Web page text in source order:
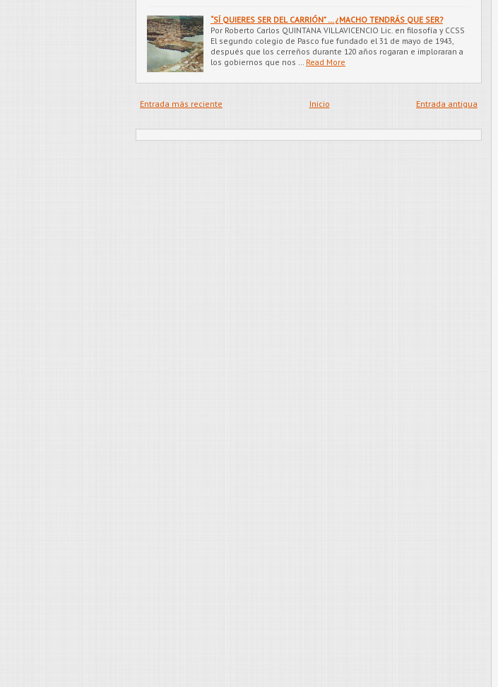
“SÍ QUIERES SER DEL CARRIÓN” … ¿MACHO TENDRÁS QUE SER?
Por Roberto Carlos QUINTANA VILLAVICENCIO Lic. en filosofía y CCSS
El segundo colegio de Pasco fue fundado el 31 de mayo de 1943,
después que los cerreños durante 120 años rogaran e imploraran a
los gobiernos que nos …
Read More
Entrada más reciente Entrada antigua
Inicio